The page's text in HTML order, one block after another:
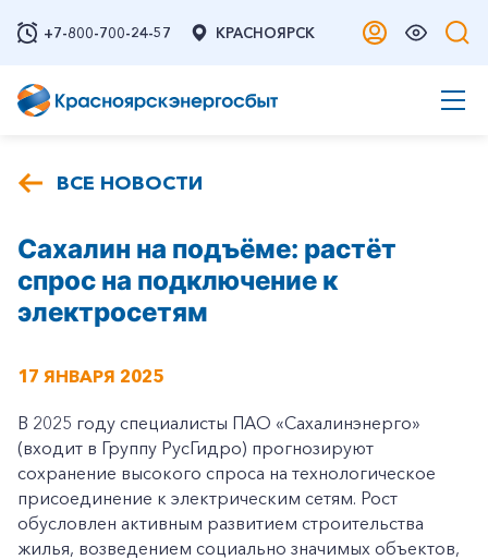
+7-800-700-24-57 КРАСНОЯРСК
ВСЕ НОВОСТИ
Сахалин на подъёме: растёт
спрос на подключение к
электросетям
17 ЯНВАРЯ 2025
В 2025 году специалисты ПАО «Сахалинэнерго»
(входит в Группу РусГидро) прогнозируют
сохранение высокого спроса на технологическое
присоединение к электрическим сетям. Рост
обусловлен активным развитием строительства
жилья, возведением социально значимых объектов,